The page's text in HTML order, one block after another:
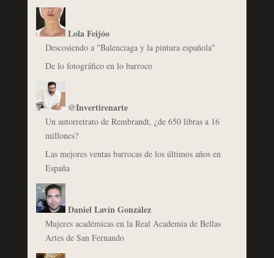
Lola Feijóo
Descosiendo a "Balenciaga y la pintura española"
De lo fotográfico en lo barroco
@Invertirenarte
Un autorretrato de Rembrandt, ¿de 650 libras a 16
millones?
Las mejores ventas barrocas de los últimos años en
España
Daniel Lavín González
Mujeres académicas en la Real Academia de Bellas
Artes de San Fernando